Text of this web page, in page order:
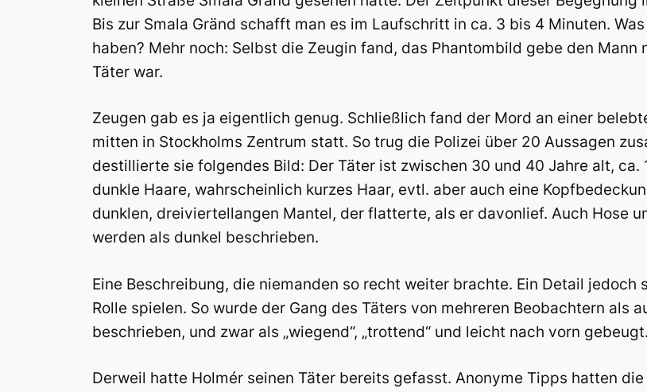
Bis zur Smala Gränd schafft man es im Laufschritt in ca. 3 bis 4 Minuten.
haben? Mehr noch: Selbst die Zeugin fand, das Phantombild gebe den
Täter war.
Zeugen gab es ja eigentlich genug. Schließlich fand der Mord an einer
mitten in Stockholms Zentrum statt. So trug die Polizei über 20 Aussagen
destillierte sie folgendes Bild: Der Täter ist zwischen 30 und 40 Jahre alt, ca.
dunkle Haare, wahrscheinlich kurzes Haar, evtl. aber auch eine
dunklen, dreiviertellangen Mantel, der flatterte, als er davonlief. Auch Hose
werden als dunkel beschrieben.
Eine Beschreibung, die niemanden so recht weiter brachte. Ein Detail jedoch
Rolle spielen. So wurde der Gang des Täters von mehreren Beobachtern als
beschrieben, und zwar als „wiegend“, „trottend“ und leicht nach vorn gebeugt.
Derweil hatte Holmér seinen Täter bereits gefasst. Anonyme Tipps hatten die